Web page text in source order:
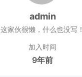
admin
这家伙很懒，什么也没写！
加入时间
9年前